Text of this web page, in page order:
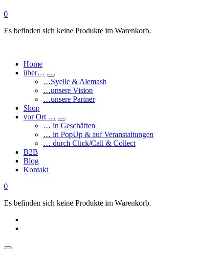
0
Es befinden sich keine Produkte im Warenkorb.
Home
über…
…Syelle & Alemash
…unsere Vision
…unsere Partner
Shop
vor Ort …
… in Geschäften
… in PopUp & auf Veranstaltungen
… durch Click/Call & Collect
B2B
Blog
Kontakt
0
Es befinden sich keine Produkte im Warenkorb.